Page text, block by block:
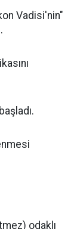
Vadisi'nin"
odaklı